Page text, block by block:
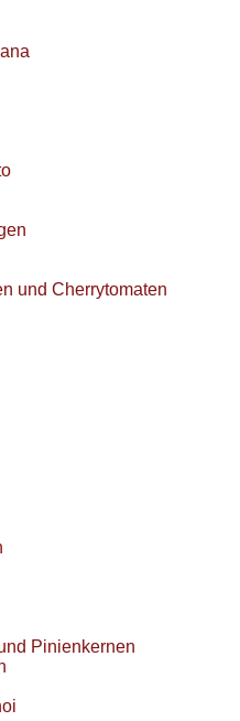
und Cherrytomaten
Pinienkernen